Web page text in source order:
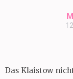
Das Klaistow